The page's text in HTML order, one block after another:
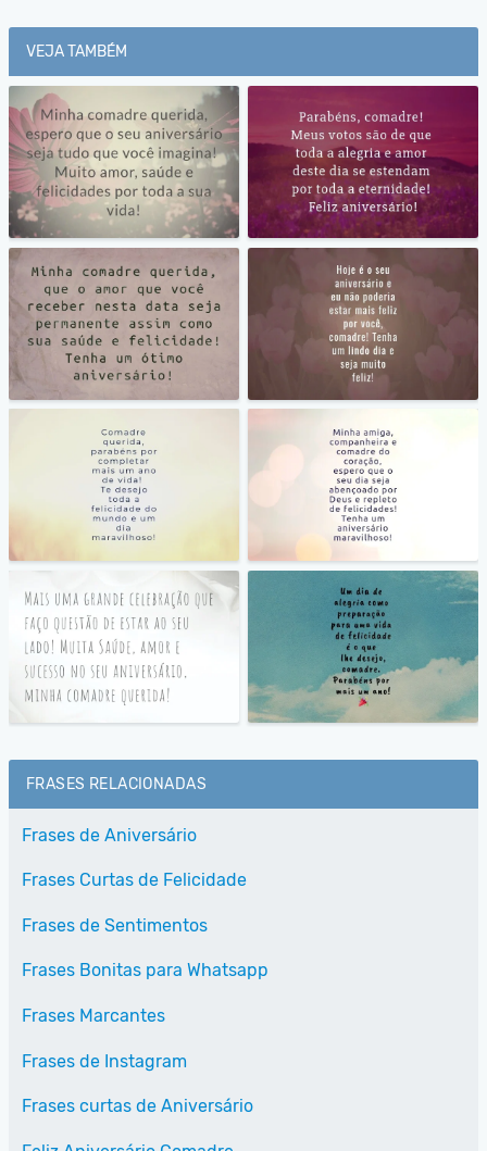
VEJA TAMBÉM
FRASES RELACIONADAS
Frases de Aniversário
Frases Curtas de Felicidade
Frases de Sentimentos
Frases Bonitas para Whatsapp
Frases Marcantes
Frases de Instagram
Frases curtas de Aniversário